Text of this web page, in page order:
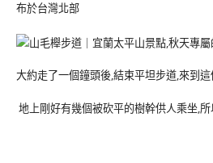
布於台灣北部
大約走了一個鐘頭後,結束平坦步道,來到
地上剛好有幾個被砍平的樹幹供人乘坐,